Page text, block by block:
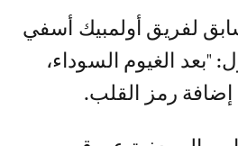
لفريق أولمبيك أسفي
"بعد الغيوم السوداء،
رمز القلب.